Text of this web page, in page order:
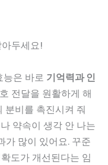
두세요!
능은 바로 기억력과 인
전달을 원활하게 해
분비를 촉진시켜 줘
약속이 생각 안 나는
가 많이 있어요. 꾸준
도가 개선된다는 임